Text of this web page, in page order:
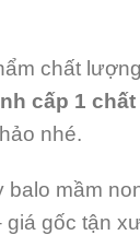
chất
cấp 1
nhé.
balo mầm
giá gốc tận